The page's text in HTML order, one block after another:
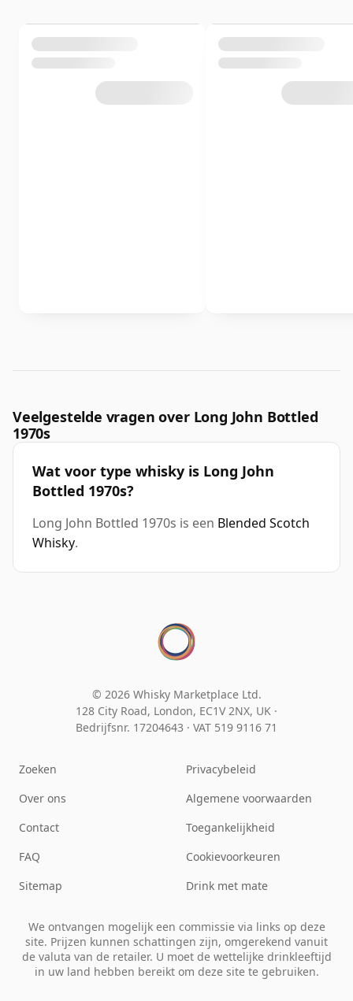
Veelgestelde vragen over Long John Bottled
1970s
Wat voor type whisky is Long John
Bottled 1970s?
Long John Bottled 1970s is een Blended Scotch
Whisky.
© 2026 Whisky Marketplace Ltd.
128 City Road, London, EC1V 2NX, UK ·
Bedrijfsnr. 17204643 · VAT 519 9116 71
Zoeken
Over ons
Contact
FAQ
Sitemap
Privacybeleid
Algemene voorwaarden
Toegankelijkheid
Cookievoorkeuren
Drink met mate
We ontvangen mogelijk een commissie via links op deze
site. Prijzen kunnen schattingen zijn, omgerekend vanuit
de valuta van de retailer. U moet de wettelijke drinkleeftijd
in uw land hebben bereikt om deze site te gebruiken.